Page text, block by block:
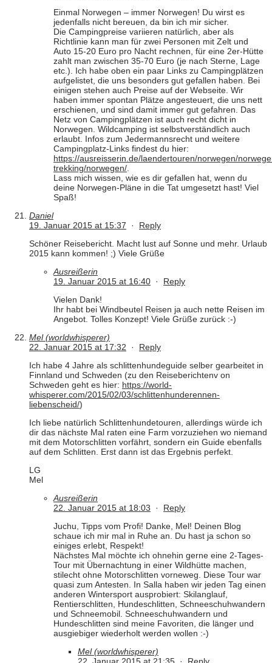
Einmal Norwegen – immer Norwegen! Du wirst es
jedenfalls nicht bereuen, da bin ich mir sicher.
Die Campingpreise variieren natürlich, aber als
Richtlinie kann man für zwei Personen mit Zelt und
Auto 15-20 Euro pro Nacht rechnen, für eine 2er-Hütte
zahlt man zwischen 35-70 Euro (je nach Sterne, Lage
etc.). Ich habe oben ein paar Links zu Campingplätzen
aufgelistet, die uns besonders gut gefallen haben. Bei
einigen stehen auch Preise auf der Webseite. Wir
haben immer spontan Plätze angesteuert, die uns nett
erschienen, und sind damit immer gut gefahren. Das
Netz von Campingplätzen ist auch recht dicht in
Norwegen. Wildcamping ist selbstverständlich auch
erlaubt. Infos zum Jedermannsrecht und weitere
Campingplatz-Links findest du hier:
https://ausreisserin.de/laendertouren/norwegen/
trekking/norwegen/.
Lass mich wissen, wie es dir gefallen hat, wenn du
deine Norwegen-Pläne in die Tat umgesetzt hast! Viel
Spaß!
Daniel
19. Januar 2015 at 15:37 · Reply
Schöner Reisebericht. Macht lust auf Sonne und mehr. Urlaub
2015 kann kommen! ;) Viele Grüße
Ausreißerin
19. Januar 2015 at 16:40 · Reply
Vielen Dank!
Ihr habt bei Windbeutel Reisen ja auch nette Reisen im
Angebot. Tolles Konzept! Viele Grüße zurück :-)
Mel (worldwhisperer)
22. Januar 2015 at 17:32 · Reply
Ich habe 4 Jahre als schlittenhundeguide selber gearbeitet in
Finnland und Schweden (zu den Reiseberichtenv on
Schweden geht es hier: https://world-
whisperer.com/2015/02/03/schlittenhunderennen-
liebenscheid/)
Ich liebe natürlich Schlittenhundetouren, allerdings würde ich
dir das nächste Mal raten eine Farm vorzuziehen wo niemand
mit dem Motorschlitten vorfährt, sondern ein Guide ebenfalls
auf dem Schlitten. Erst dann ist das Ergebnis perfekt.
LG
Mel
Ausreißerin
22. Januar 2015 at 18:03 · Reply
Juchu, Tipps vom Profi! Danke, Mel! Deinen Blog
schaue ich mir mal in Ruhe an. Du hast ja schon so
einiges erlebt, Respekt!
Nächstes Mal möchte ich ohnehin gerne eine 2-Tages-
Tour mit Übernachtung in einer Wildhütte machen,
stilecht ohne Motorschlitten vorneweg. Diese Tour war
quasi zum Antesten. In Salla haben wir jeden Tag einen
anderen Wintersport ausprobiert: Skilanglauf,
Rentierschlitten, Hundeschlitten, Schneeschuhwandern
und Schneemobil. Schneeschuhwandern und
Hundeschlitten sind meine Favoriten, die länger und
ausgiebiger wiederholt werden wollen :-)
Mel (worldwhisperer)